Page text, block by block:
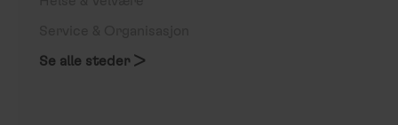
Se alle steder >